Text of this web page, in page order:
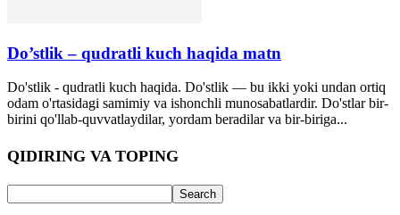
Do’stlik – qudratli kuch haqida matn
Do'stlik - qudratli kuch haqida. Do'stlik — bu ikki yoki undan ortiq
odam o'rtasidagi samimiy va ishonchli munosabatlardir. Do'stlar bir-
birini qo'llab-quvvatlaydilar, yordam beradilar va bir-biriga...
QIDIRING VA TOPING